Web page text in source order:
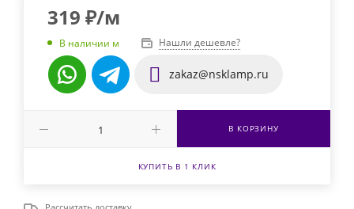
319 ₽/м
В наличии м Нашли дешевле?
zakaz@nsklamp.ru
В КОРЗИНУ
КУПИТЬ В 1 КЛИК